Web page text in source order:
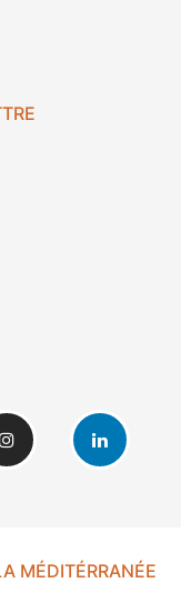
MÉDITÉRRANÉE